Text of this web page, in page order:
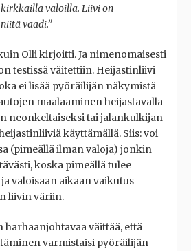
valoilla. Liivi on
vaadi.”
Olli kirjoitti. Ja nimenomaisesti
testissä väitettiin. Heijastinliivi
ei lisää pyöräilijän näkymistä
maalaaminen heijastavalla
neonkeltaiseksi tai jalankulkijan
käyttämällä. Siis: voi
(pimeällä ilman valoja) jonkin
koska pimeällä tulee
valoisaan aikaan vaikutus
liivin väriin.
harhaanjohtavaa väittää, että
varmistaisi pyöräilijän